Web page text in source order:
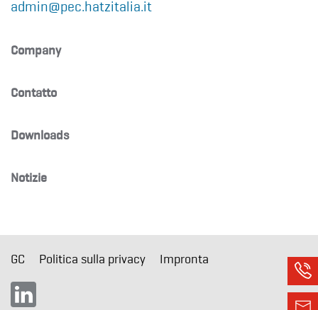
admin@pec.hatzitalia.it
Company
Contatto
Downloads
Notizie
GC Politica sulla privacy Impronta